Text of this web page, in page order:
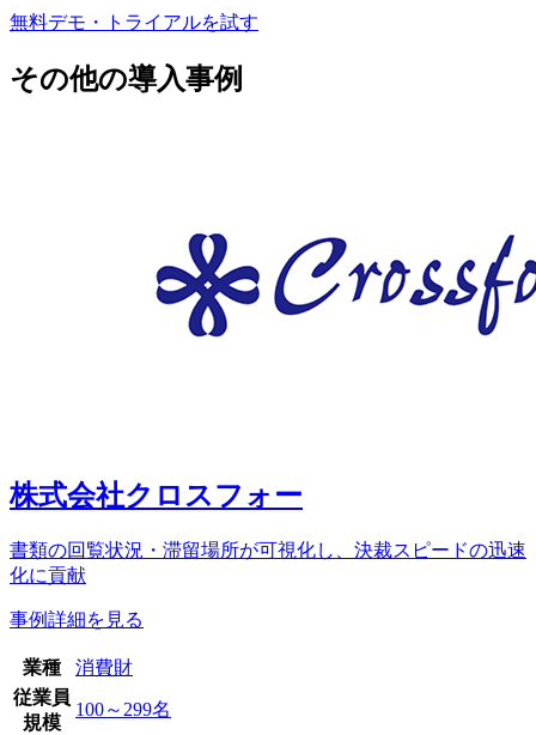
無料デモ・トライアルを試す
その他の導入事例
株式会社クロスフォー
書類の回覧状況・滞留場所が可視化し、決裁スピードの迅速
化に貢献
事例詳細を見る
業種
消費財
従業員
規模
100～299名